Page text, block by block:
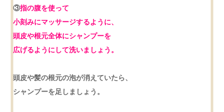
③指の腹を使って
小刻みにマッサージするように、
頭皮や根元全体にシャンプーを
広げるようにして洗いましょう。
頭皮や髪の根元の泡が消えていたら、
シャンプーを足しましょう。